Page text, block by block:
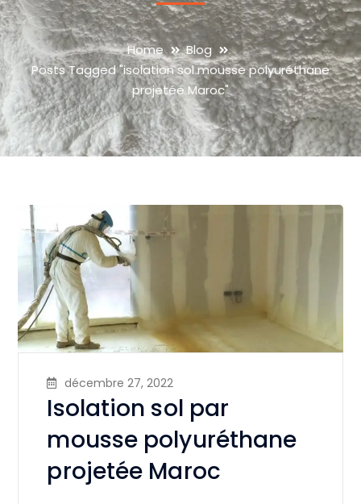
Home
Blog
Posts Tagged "isolation sol mousse polyuréthane
projetée Maroc"
décembre 27, 2022
Isolation sol par
mousse polyuréthane
projetée Maroc